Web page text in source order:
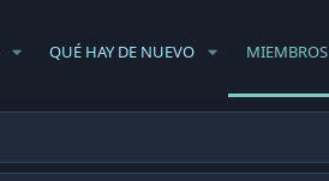
QUÉ HAY DE NUEVO MIEMBROS